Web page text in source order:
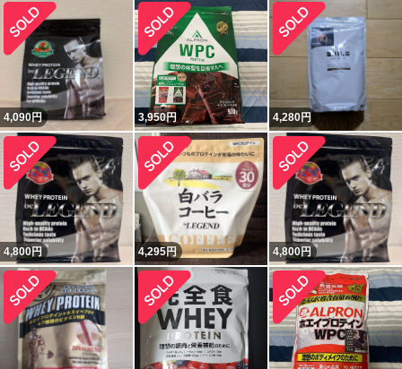
4,090円 3,950円 4,280円
4,800円 4,295円 4,800円